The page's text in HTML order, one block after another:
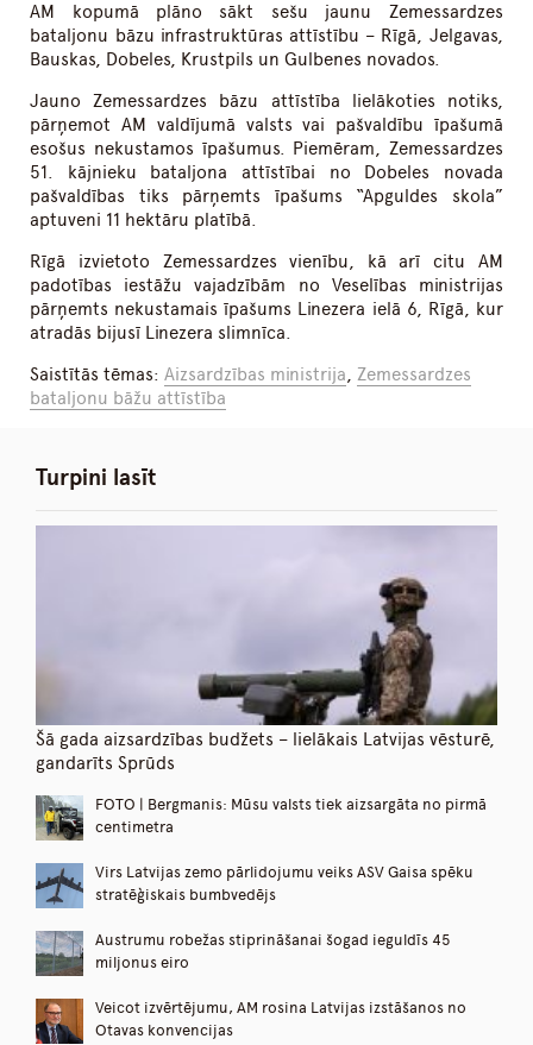
AM kopumā plāno sākt sešu jaunu Zemessardzes
bataljonu bāzu infrastruktūras attīstību – Rīgā, Jelgavas,
Bauskas, Dobeles, Krustpils un Gulbenes novados.
Jauno Zemessardzes bāzu attīstība lielākoties notiks,
pārņemot AM valdījumā valsts vai pašvaldību īpašumā
esošus nekustamos īpašumus. Piemēram, Zemessardzes
51. kājnieku bataljona attīstībai no Dobeles novada
pašvaldības tiks pārņemts īpašums “Apguldes skola”
aptuveni 11 hektāru platībā.
Rīgā izvietoto Zemessardzes vienību, kā arī citu AM
padotības iestāžu vajadzībām no Veselības ministrijas
pārņemts nekustamais īpašums Linezera ielā 6, Rīgā, kur
atradās bijusī Linezera slimnīca.
Saistītās tēmas:Aizsardzības ministrija,Zemessardzes
bataljonu bāžu attīstība
Turpini lasīt
Šā gada aizsardzības budžets – lielākais Latvijas vēsturē,
gandarīts Sprūds
FOTO | Bergmanis: Mūsu valsts tiek aizsargāta no pirmā
centimetra
Virs Latvijas zemo pārlidojumu veiks ASV Gaisa spēku
stratēģiskais bumbvedējs
Austrumu robežas stiprināšanai šogad ieguldīs 45
miljonus eiro
Veicot izvērtējumu, AM rosina Latvijas izstāšanos no
Otavas konvencijas